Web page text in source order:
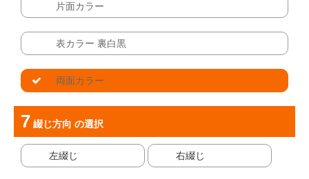
片面カラー
表カラー 裏白黒
両面カラー
綴じ方向 の選択
左綴じ 右綴じ